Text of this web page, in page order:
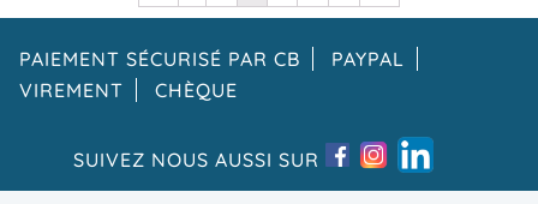
PAIEMENT SÉCURISÉ PAR CB
PAYPAL
VIREMENT
CHÈQUE
SUIVEZ NOUS AUSSI SUR